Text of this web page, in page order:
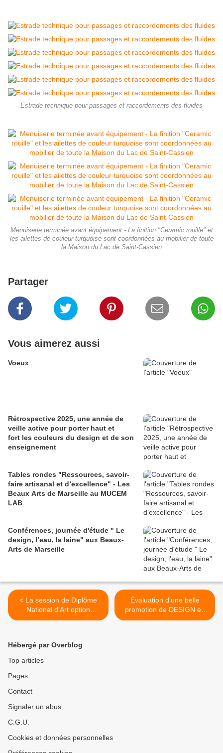
Estrade technique pour passages et raccordements des fluides
Menuiserie terminée avant équipement - La finition "Ceramic rouille" et
les ailettes de couleur turquoise sont coordonnées au mobilier de toute
la Maison du Lac de Saint-Cassien
Partager
Vous aimerez aussi
Voeux
Rétrospective 2025, une année de
veille active pour porter haut et
fort les couleurs du design et de son
enseignement
Tables rondes "Ressources, savoir-
faire artisanal et d’excellence" - Les
Beaux Arts de Marseille au MUCEM
LAB
Conférences, journée d'étude " Le
design, l’eau, la laine" aux Beaux-
Arts de Marseille
< La session de Diplôme
National d'Art option
DESIGN vient de se
Évaluation d'une belle
promotion de DESIGN en
année 2 ce mercredi à
Hébergé par Overblog
Top articles
Pages
Contact
Signaler un abus
C.G.U.
Cookies et données personnelles